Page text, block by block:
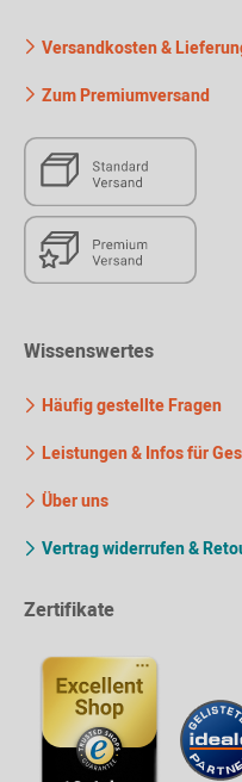
Versandkosten &
Zum Premiumversand
Wissenswertes
Häufig gestellte Fragen
Leistungen & Infos für
Über uns
Vertrag widerrufen &
Zertifikate